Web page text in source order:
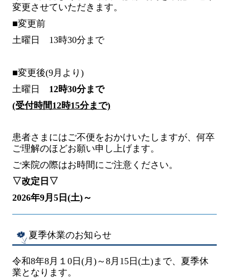
変更させていただきます。
■変更前
土曜日 13時30分まで
■変更後(9月より)
土曜日 12時30分まで
(受付時間12時15分まで)
患者さまにはご不便をおかけいたしますが、何卒
ご理解のほどお願い申し上げます。
ご来院の際はお時間にご注意ください。
▽改定日▽
2026年9月5日(土)～
夏季休業のお知らせ
令和8年8月１0日(月)～8月15日(土) まで、夏季休
業となります。